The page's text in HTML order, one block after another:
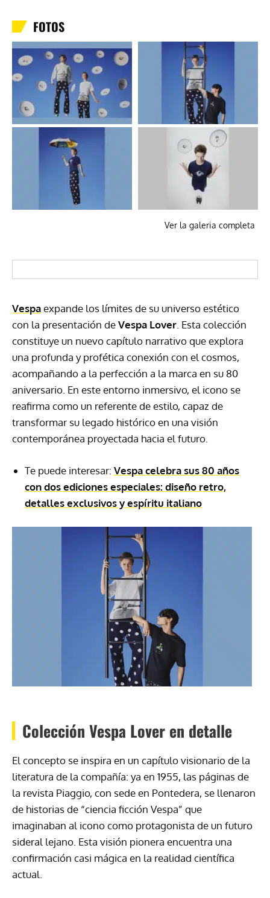
FOTOS
Ver la galeria completa
Vespaexpande los límites de su universo estético
con la presentación deVespa Lover . Esta colección
constituye un nuevo capítulo narrativo que explora
una profunda y profética conexión con el cosmos,
acompañando a la perfección a la marca en su 80
aniversario. En este entorno inmersivo, el icono se
reafirma como un referente de estilo, capaz de
transformar su legado histórico en una visión
contemporánea proyectada hacia el futuro.
Te puede interesar: Vespa celebra sus 80 años
con dos ediciones especiales: diseño retro,
detalles exclusivos y espíritu italiano
Colección Vespa Lover en detalle
El concepto se inspira en un capítulo visionario de la
literatura de la compañía: ya en 1955, las páginas de
la revista Piaggio, con sede en Pontedera, se llenaron
de historias de “ciencia ficción Vespa” que
imaginaban al icono como protagonista de un futuro
sideral lejano. Esta visión pionera encuentra una
confirmación casi mágica en la realidad científica
actual.